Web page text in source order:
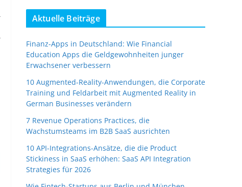
Aktuelle Beiträge
Finanz-Apps in Deutschland: Wie Financial
Education Apps die Geldgewohnheiten junger
Erwachsener verbessern
10 Augmented-Reality-Anwendungen, die Corporate
Training und Feldarbeit mit Augmented Reality in
German Businesses verändern
7 Revenue Operations Practices, die
Wachstumsteams im B2B SaaS ausrichten
10 API-Integrations-Ansätze, die die Product
Stickiness in SaaS erhöhen: SaaS API Integration
Strategies für 2026